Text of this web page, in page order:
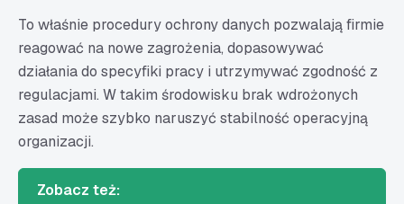
To właśnie procedury ochrony danych pozwalają firmie
reagować na nowe zagrożenia, dopasowywać
działania do specyfiki pracy i utrzymywać zgodność z
regulacjami. W takim środowisku brak wdrożonych
zasad może szybko naruszyć stabilność operacyjną
organizacji.
Zobacz też: